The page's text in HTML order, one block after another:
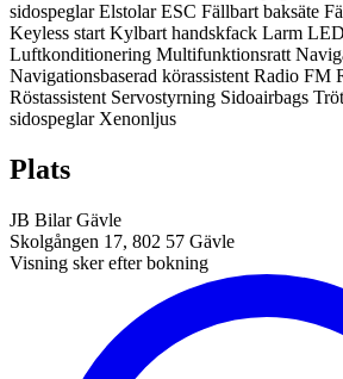
sidospeglarElstolarESC Fällbart baksäte
Keyless start Kylbart handskfack Larm
Luftkonditionering Multifunktionsratt
Navigationsbaserad körassistent Radio FM
Röstassistent Servostyrning Sidoairbags
sidospeglar Xenonljus
Plats
JB Bilar Gävle
Skolgången 17, 802 57 Gävle
Visning sker efter bokning